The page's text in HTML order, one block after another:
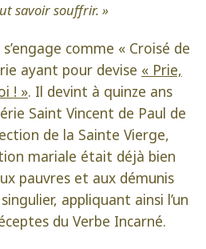
savoir souffrir. »
comme « Croisé de
ayant pour devise « Prie,
! ». Il devint à quinze ans
Saint Vincent de Paul de
de la Sainte Vierge,
mariale était déjà bien
pauvres et aux démunis
appliquant ainsi l’un
du Verbe Incarné.